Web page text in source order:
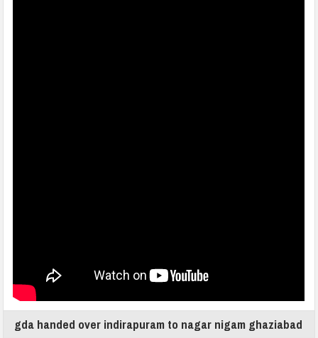
gda handed over indirapuram to nagar nigam ghaziabad